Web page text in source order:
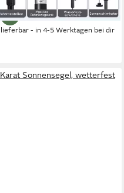
wasserfest, für Garten
lieferbar - in 4-5 Werktagen bei dir
Karat Sonnensegel, wetterfest